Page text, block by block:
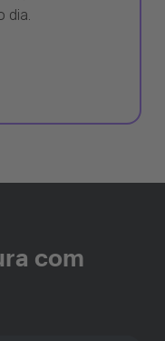
dia.
com